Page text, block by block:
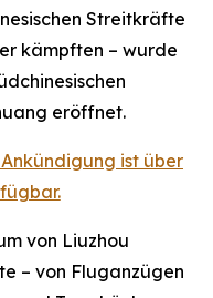
Streitkräfte
kämpften – wurde
eröffnet.
ist über
von Liuzhou
– von Fluganzügen